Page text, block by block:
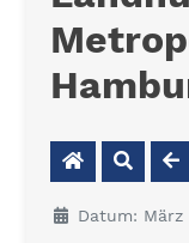
Datum: März